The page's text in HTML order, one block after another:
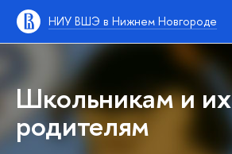
НИУ ВШЭ в Нижнем Новгороде
Школьникам и их
родителям